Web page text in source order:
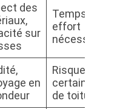
des
sur
Temps et
effort
nécessaires
en
Risque pour
certains
de toitures